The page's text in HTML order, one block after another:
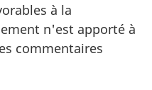
à la
n'est apporté à
commentaires